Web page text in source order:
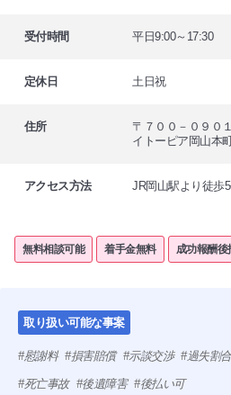
受付時間 平日9:00～17:30
定休日 土日祝
住所
〒７００－０９０
イトーピア岡山本
アクセス方法 JR岡山駅より徒歩
無料相談可能 着手金無料 成功報酬後
取り扱い可能な事案
慰謝料 損害賠償 示談交渉 過失割合
死亡事故 後遺障害 後払い可